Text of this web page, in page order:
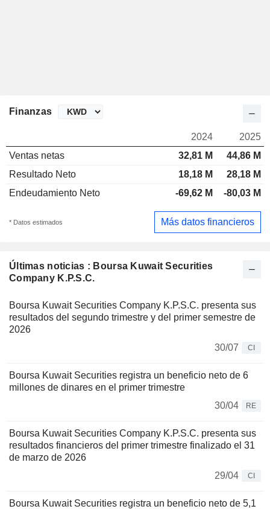
Últimas noticias : Boursa Kuwait Securities
Company K.P.S.C.
Boursa Kuwait Securities Company K.P.S.C. presenta sus
resultados del segundo trimestre y del primer semestre de
2026
30/07
CI
Boursa Kuwait Securities registra un beneficio neto de 6
millones de dinares en el primer trimestre
30/04
RE
Boursa Kuwait Securities Company K.P.S.C. presenta sus
resultados financieros del primer trimestre finalizado el 31
de marzo de 2026
29/04
CI
Boursa Kuwait Securities registra un beneficio neto de 5,1
Finanzas
2024
2025
Ventas netas
32,81 M
44,86 M
Resultado Neto
18,18 M
28,18 M
Endeudamiento Neto
-69,62 M -80,03 M
* Datos estimados Más datos financieros